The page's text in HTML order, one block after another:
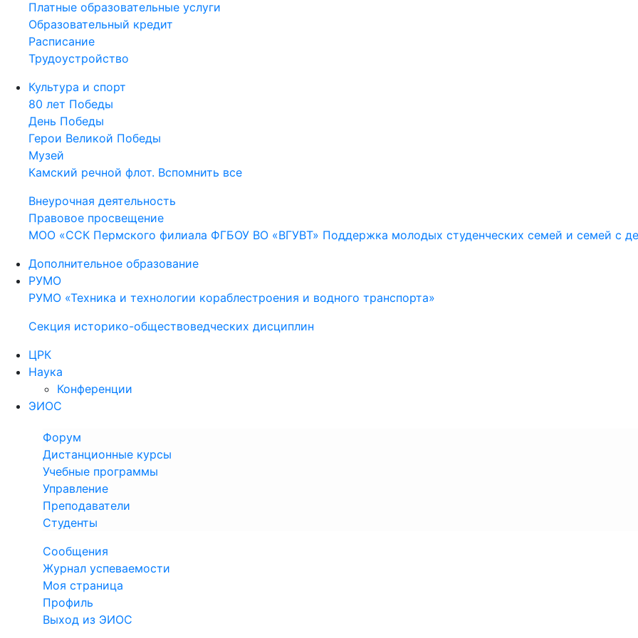
Платные образовательные услуги
Образовательный кредит
Расписание
Трудоустройство
Культура и спорт
80 лет Победы
День Победы
Герои Великой Победы
Музей
Камский речной флот. Вспомнить все
Внеурочная деятельность
Правовое просвещение
МОО «ССК Пермского филиала ФГБОУ ВО «ВГУВТ» Поддержка молодых студенческих семей и семей с
Дополнительное образование
РУМО
РУМО «Техника и технологии кораблестроения и водного транспорта»
Секция историко-обществоведческих дисциплин
ЦРК
Наука
Конференции
ЭИОС
Форум
Дистанционные курсы
Учебные программы
Управление
Преподаватели
Студенты
Сообщения
Журнал успеваемости
Моя страница
Профиль
Выход из ЭИОС